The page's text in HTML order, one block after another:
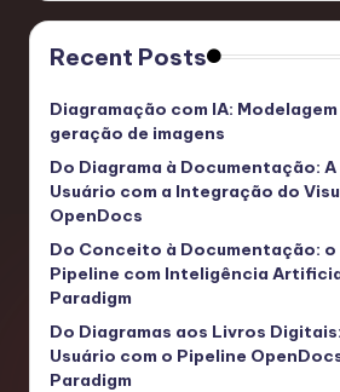
Recent Posts
Diagramação com IA:
geração de imagens
Do Diagrama à Documentação: A
Usuário com a Integração do
OpenDocs
Do Conceito à Documentação:
Pipeline com Inteligência
Paradigm
Do Diagramas aos Livros
Usuário com o Pipeline
Paradigm